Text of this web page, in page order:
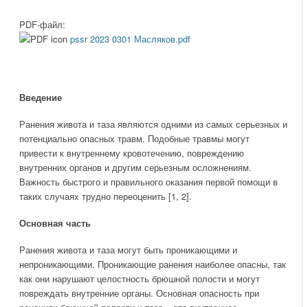
PDF-файл:
pssr 2023 0301 Масляков.pdf
Введение
Ранения живота и таза являются одними из самых серьезных и
потенциально опасных травм. Подобные травмы могут
привести к внутреннему кровотечению, повреждению
внутренних органов и другим серьезным осложнениям.
Важность быстрого и правильного оказания первой помощи в
таких случаях трудно переоценить [1, 2].
Основная часть
Ранения живота и таза могут быть проникающими и
непроникающими. Проникающие ранения наиболее опасны, так
как они нарушают целостность брюшной полости и могут
повреждать внутренние органы. Основная опасность при